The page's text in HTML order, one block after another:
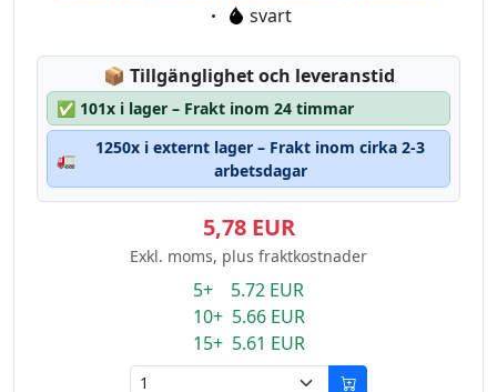
Eigenschaft:
svart
📦 Lagerstatus:
Tillgänglighet och leveranstid
✅ 101x i lager – Frakt inom 24 timmar
🚛
1250x i externt lager – Frakt inom cirka 2-3
arbetsdagar
5,78 EUR
Exkl. moms, plus fraktkostnader
5+ 5.72 EUR
10+ 5.66 EUR
15+ 5.61 EUR